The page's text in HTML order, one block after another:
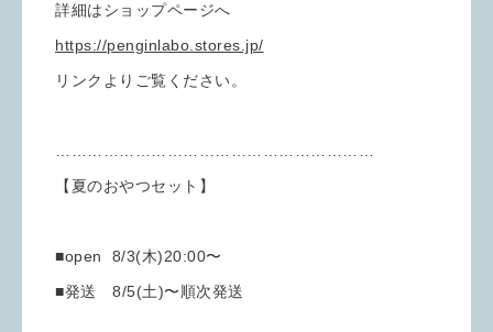
詳細はショップページへ
https://penginlabo.stores.jp/
リンクよりご覧ください。
【夏のおやつセット】
■open 8/3(木)20:00〜
■発送 8/5(土)〜順次発送